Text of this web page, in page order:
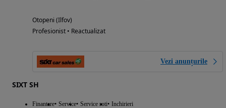
Otopeni (Ilfov)
Profesionist • Reactualizat
Vezi anunțurile
SIXT SH
Finantare Service Service roti Inchirieri